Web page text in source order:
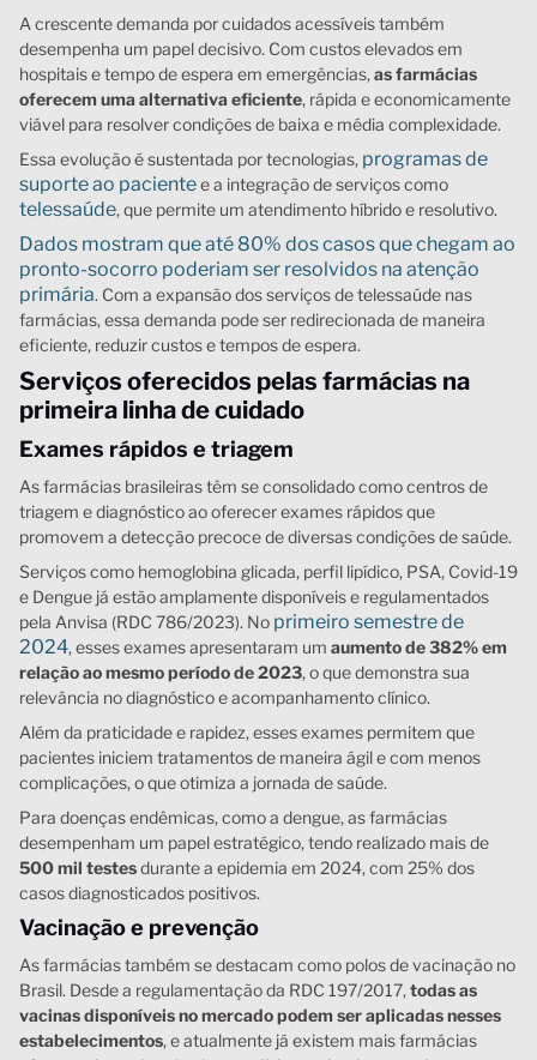
A crescente demanda por cuidados acessíveis também
desempenha um papel decisivo. Com custos elevados em
hospitais e tempo de espera em emergências, as farmácias
oferecem uma alternativa eficiente, rápida e economicamente
viável para resolver condições de baixa e média complexidade.
Essa evolução é sustentada por tecnologias, programas de
suporte ao pacientee a integração de serviços como
telessaúde, que permite um atendimento híbrido e resolutivo.
Dados mostram que até 80% dos casos que chegam ao
pronto-socorro poderiam ser resolvidos na atenção
primária. Com a expansão dos serviços de telessaúde nas
farmácias, essa demanda pode ser redirecionada de maneira
eficiente, reduzir custos e tempos de espera.
Serviços oferecidos pelas farmácias na
primeira linha de cuidado
Exames rápidos e triagem
As farmácias brasileiras têm se consolidado como centros de
triagem e diagnóstico ao oferecer exames rápidos que
promovem a detecção precoce de diversas condições de saúde.
Serviços como hemoglobina glicada, perfil lipídico, PSA, Covid-19
e Dengue já estão amplamente disponíveis e regulamentados
pela Anvisa (RDC 786/2023). No primeiro semestre de
2024, esses exames apresentaram um aumento de 382%em
relação ao mesmo período de 2023, o que demonstra sua
relevância no diagnóstico e acompanhamento clínico.
Além da praticidade e rapidez, esses exames permitem que
pacientes iniciem tratamentos de maneira ágil e com menos
complicações, o que otimiza a jornada de saúde.
Para doenças endêmicas, como a dengue, as farmácias
desempenham um papel estratégico, tendo realizado mais de
500 mil testesdurante a epidemia em 2024, com 25% dos
casos diagnosticados positivos.
Vacinação e prevenção
As farmácias também se destacam como polos de vacinação no
Brasil. Desde a regulamentação da RDC 197/2017, todas as
vacinas disponíveis no mercado podem ser aplicadas nesses
estabelecimentos, e atualmente já existem mais farmácias